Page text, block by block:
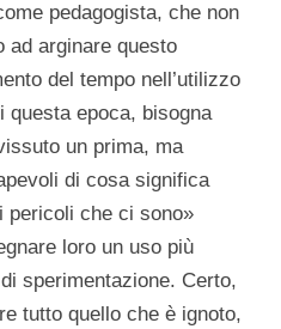
pedagogista, che non
ad arginare questo
del tempo nell’utilizzo
questa epoca, bisogna
un prima, ma
di cosa significa
pericoli che ci sono»
loro un uso più
sperimentazione. Certo,
tutto quello che è ignoto,